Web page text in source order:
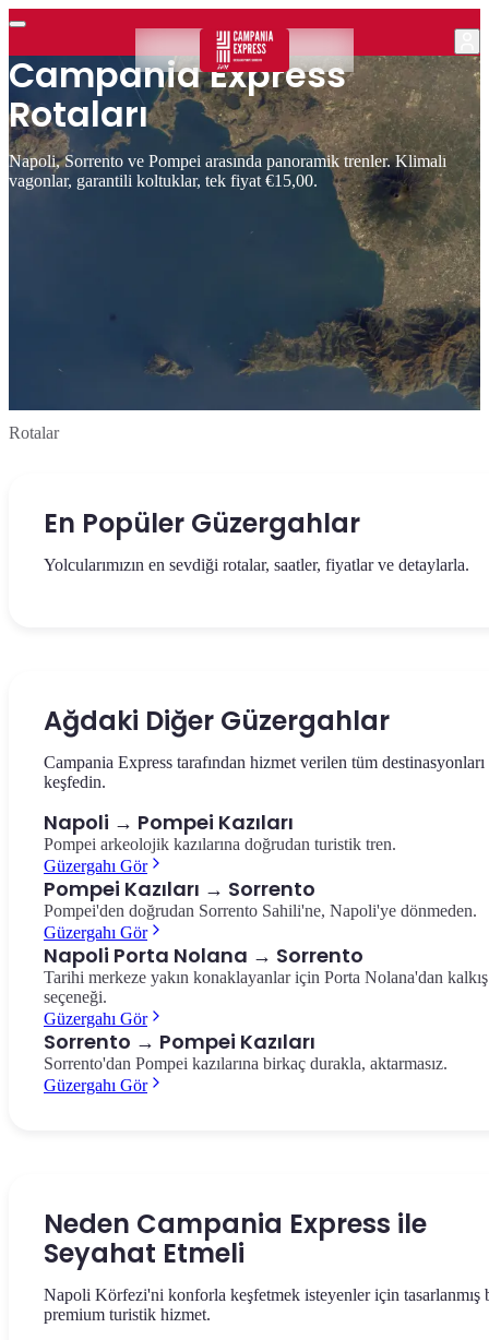
Campania Express
Rotaları
Napoli, Sorrento ve Pompei arasında panoramik trenler. Klimalı
vagonlar, garantili koltuklar, tek fiyat €15,00.
Rotalar
En Popüler Güzergahlar
Yolcularımızın en sevdiği rotalar, saatler, fiyatlar ve detaylarla.
Ağdaki Diğer Güzergahlar
Campania Express tarafından hizmet verilen tüm destinasyonları
keşfedin.
Napoli → Pompei Kazıları
Pompei arkeolojik kazılarına doğrudan turistik tren.
Güzergahı Gör
Pompei Kazıları → Sorrento
Pompei'den doğrudan Sorrento Sahili'ne, Napoli'ye dönmeden.
Güzergahı Gör
Napoli Porta Nolana → Sorrento
Tarihi merkeze yakın konaklayanlar için Porta Nolana'dan kalkış
seçeneği.
Güzergahı Gör
Sorrento → Pompei Kazıları
Sorrento'dan Pompei kazılarına birkaç durakla, aktarmasız.
Güzergahı Gör
Neden Campania Express ile
Seyahat Etmeli
Napoli Körfezi'ni konforla keşfetmek isteyenler için tasarlanmış
premium turistik hizmet.